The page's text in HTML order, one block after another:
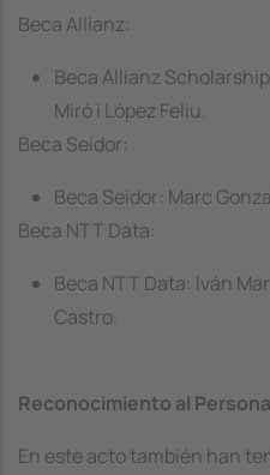
Beca Allianz:
Beca Allianz
Miró i López Feliu.
Beca Seidor:
Beca Seidor: Marc
Beca NTT Data:
Beca NTT Data: Iván
Castro.
Reconocimiento al
En este acto también han